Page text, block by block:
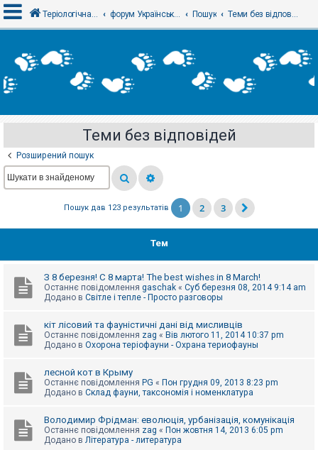
х
і
е
с
т
р
я
е
и
з
е
Теріологічна школа форум Українського теріологічного товариства Пошук Теми без відповідей
Теми без відповідей
Розширений пошук
Пошук дав 123 результатів 1 2 3
Тем
З 8 березня! С 8 марта! The best wishes in 8 March!
Останнє повідомлення gaschak « Суб березня 08, 2014 9:14 am
Додано в Світле і тепле - Просто разговоры
кіт лісовий та фауністичні дані від мисливців
Останнє повідомлення zag « Вів лютого 11, 2014 10:37 pm
Додано в Охорона теріофауни - Охрана териофауны
лесной кот в Крыму
Останнє повідомлення PG « Пон грудня 09, 2013 8:23 pm
Додано в Склад фауни, таксономія і номенклатура
Володимир Фрідман: еволюція, урбанізація, комунікація
Останнє повідомлення zag « Пон жовтня 14, 2013 6:05 pm
Додано в Література - литература